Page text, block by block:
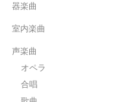
器楽曲
室内楽曲
声楽曲
オペラ
合唱